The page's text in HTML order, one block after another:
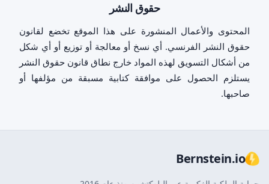
حقوق النشر
المحتوى والأعمال المنشورة على هذا الموقع تخضع لقانون
حقوق النشر الفرنسي. أي نسخ أو معالجة أو توزيع أو أي شكل
من أشكال التسويق لهذه المواد خارج نطاق قانون حقوق النشر
يستلزم الحصول على موافقة كتابية مسبقة من مؤلفها أو
صاحبها.
Bernstein.io